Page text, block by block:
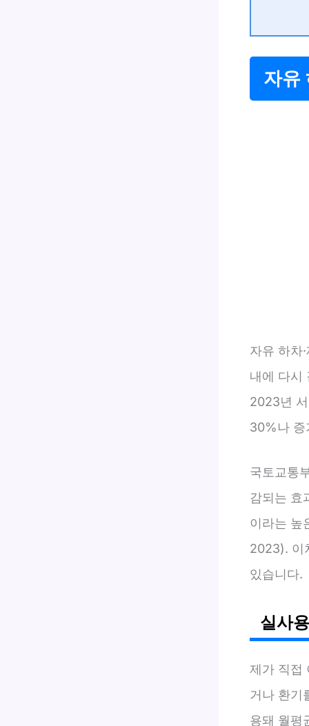
자유
자유 하차
내에 다시
2023년
30%나 증
국토교통
감되는 효
이라는 높
2023). 이
있습니다.
실사
제가 직접
거나 환기
용돼 월평